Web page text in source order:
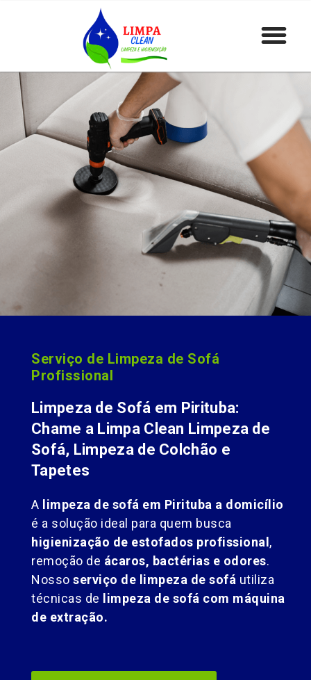
Serviço de Limpeza de Sofá
Profissional
Limpeza de Sofá em Pirituba:
Chame a Limpa Clean Limpeza de
Sofá, Limpeza de Colchão e
Tapetes
A limpeza de sofá em Pirituba a domicílio
é a solução ideal para quem busca
higienização de estofados profissional,
remoção de ácaros, bactérias e odores.
Nosso serviço de limpeza de sofá utiliza
técnicas de limpeza de sofá com máquina
de extração.